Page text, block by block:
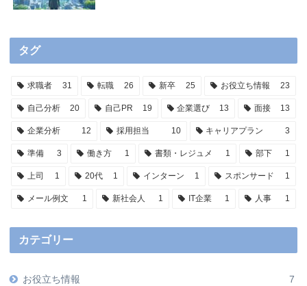
タグ
求職者 31 転職 26 新卒 25 お役立ち情報 23
自己分析 20 自己PR 19 企業選び 13 面接 13
企業分析 12 採用担当 10 キャリアプラン 3
準備 3 働き方 1 書類・レジュメ 1 部下 1
上司 1 20代 1 インターン 1 スポンサード 1
メール例文 1 新社会人 1 IT企業 1 人事 1
カテゴリー
お役立ち情報 7